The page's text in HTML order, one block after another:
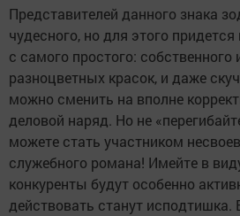
Представителей данного знака
чудесного, но для этого
с самого простого:
разноцветных красок, и даже
можно сменить на вполне
деловой наряд. Но не
можете стать участником
служебного романа! Имейте в
конкуренты будут особенно
действовать станут исподтишка.